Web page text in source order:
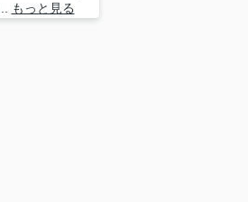
もっと見る